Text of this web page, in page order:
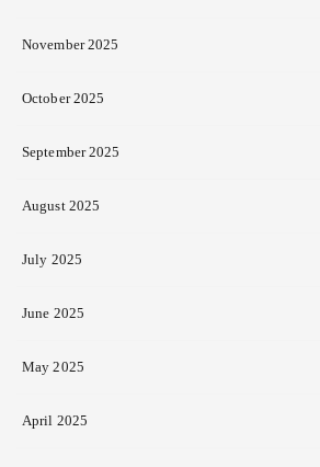
November 2025
October 2025
September 2025
August 2025
July 2025
June 2025
May 2025
April 2025